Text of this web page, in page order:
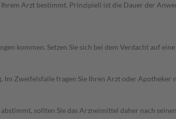
Arzt bestimmt. Prinzipiell ist die Dauer der
kommen. Setzen Sie sich bei dem Verdacht auf
Zweifelsfalle fragen Sie Ihren Arzt oder Apotheker
sollten Sie das Arzneimittel daher nach